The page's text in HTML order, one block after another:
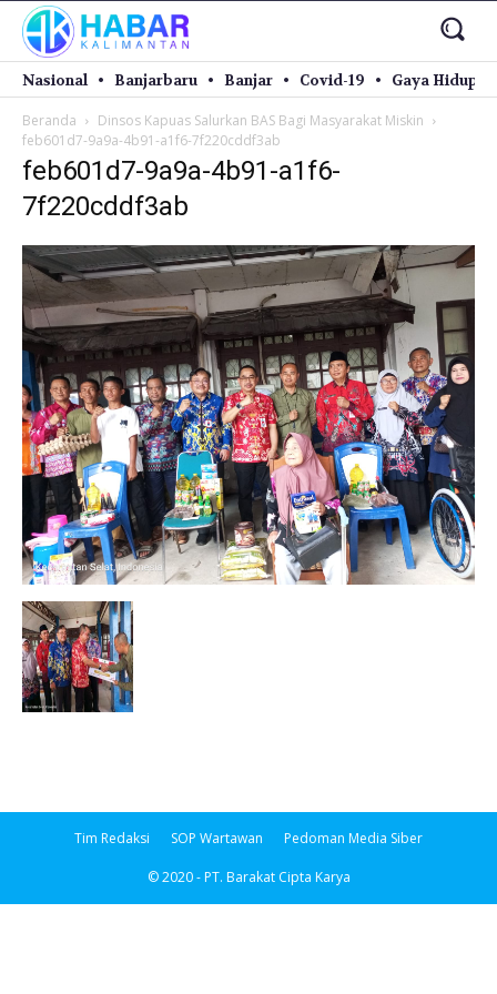
Nasional Banjarbaru Banjar Covid-19 Gaya Hidup
Beranda
Dinsos Kapuas Salurkan BAS Bagi Masyarakat Miskin
feb601d7-9a9a-4b91-a1f6-7f220cddf3ab
feb601d7-9a9a-4b91-a1f6-
7f220cddf3ab
Tim Redaksi SOP Wartawan Pedoman Media Siber
© 2020 - PT. Barakat Cipta Karya